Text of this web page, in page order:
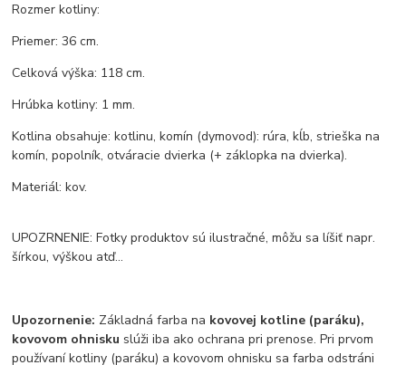
Rozmer kotliny:
Priemer: 36 cm.
Celková výška: 118 cm.
Hrúbka kotliny: 1 mm.
Kotlina obsahuje: kotlinu, komín (dymovod): rúra, kĺb, strieška na
komín, popolník, otváracie dvierka (+ záklopka na dvierka).
Materiál: kov.
UPOZRNENIE: Fotky produktov sú ilustračné, môžu sa líšiť napr.
šírkou, výškou atď...
Upozornenie: Základná farba na kovovej kotline (paráku),
kovovom ohnisku slúži iba ako ochrana pri prenose. Pri prvom
používaní kotliny (paráku) a kovovom ohnisku sa farba odstráni